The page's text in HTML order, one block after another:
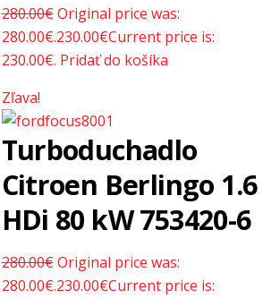
280.00€ Original price was:
280.00€.230.00€Current price is:
230.00€. Pridať do košíka
Zľava!
Turboduchadlo
Citroen Berlingo 1.6
HDi 80 kW 753420-6
280.00€ Original price was:
280.00€.230.00€Current price is: